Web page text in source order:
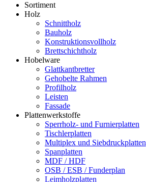
Sortiment
Holz
Schnittholz
Bauholz
Konstruktionsvollholz
Brettschichtholz
Hobelware
Glattkantbretter
Gehobelte Rahmen
Profilholz
Leisten
Fassade
Plattenwerkstoffe
Sperrholz- und Furnierplatten
Tischlerplatten
Multiplex und Siebdruckplatten
Spanplatten
MDF / HDF
OSB / ESB / Funderplan
Leimholzplatten